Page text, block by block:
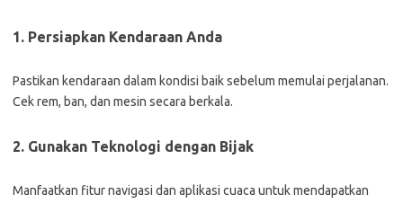
1. Persiapkan Kendaraan Anda
Pastikan kendaraan dalam kondisi baik sebelum memulai perjalanan.
Cek rem, ban, dan mesin secara berkala.
2. Gunakan Teknologi dengan Bijak
Manfaatkan fitur navigasi dan aplikasi cuaca untuk mendapatkan